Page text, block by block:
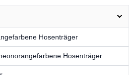
Hosenträger
Hosenträger